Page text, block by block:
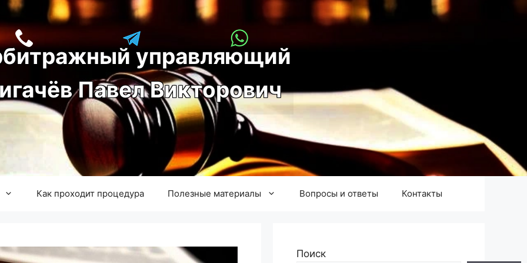
управляющий
игачёв Павел Викторович
Как проходит процедура Полезные материалы Вопросы и ответы Контакты
Поиск